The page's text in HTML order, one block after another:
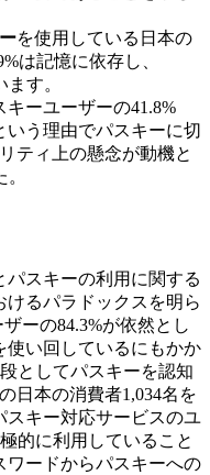
を使用している日本の
は記憶に依存し、
す。
キーユーザーの41.8%
いう理由でパスキーに切
ティ上の懸念が動機と
パスキーの利用に関する
けるパラドックスを明ら
ーの84.3%が依然とし
使い回しているにもかか
としてパスキーを認知
日本の消費者1,034名を
スキー対応サービスのユ
的に利用していること
ワードからパスキーへの